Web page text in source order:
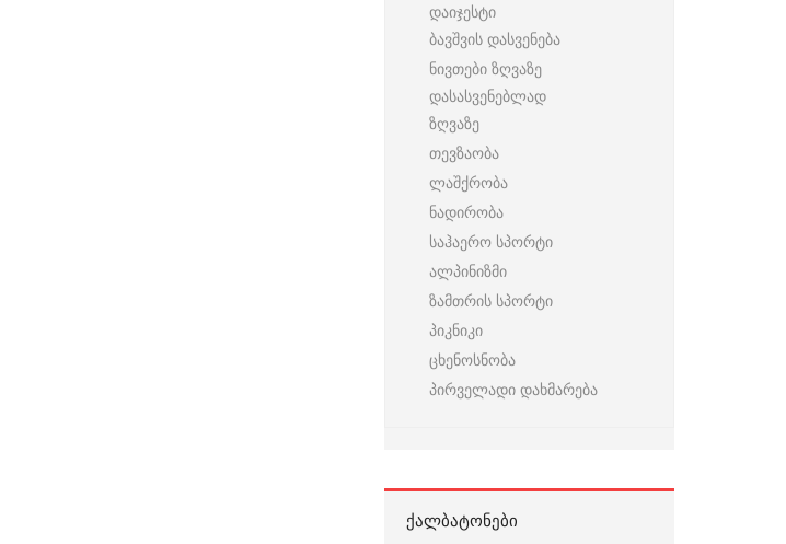
დაიჯესტი
ბავშვის დასვენება
ნივთები ზღვაზე
დასასვენებლად
ზღვაზე
თევზაობა
ლაშქრობა
ნადირობა
საჰაერო სპორტი
ალპინიზმი
ზამთრის სპორტი
პიკნიკი
ცხენოსნობა
პირველადი დახმარება
ᲥᲐᲚᲑᲐᲢᲝᲜᲔᲑᲘ